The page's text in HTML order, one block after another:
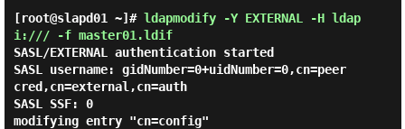
[root@slapd01 ~]# ldapmodify -Y EXTERNAL -H ldap
i:/// -f master01.ldif
SASL/EXTERNAL authentication started
SASL username: gidNumber=0+uidNumber=0,cn=peer
cred,cn=external,cn=auth
SASL SSF: 0
modifying entry "cn=config"